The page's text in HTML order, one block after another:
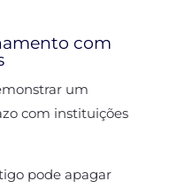
com
um
com instituições
pode apagar